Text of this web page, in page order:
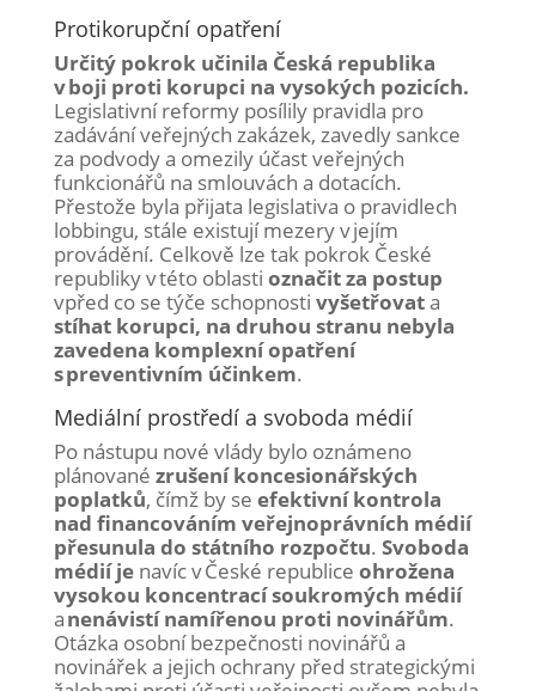
Protikorupční opatření
Určitý pokrok učinila Česká republika
v boji proti korupci na vysokých pozicích.
Legislativní reformy posílily pravidla pro
zadávání veřejných zakázek, zavedly sankce
za podvody a omezily účast veřejných
funkcionářů na smlouvách a dotacích.
Přestože byla přijata legislativa o pravidlech
lobbingu, stále existují mezery v jejím
provádění. Celkově lze tak pokrok České
republiky v této oblasti označit za postup
vpřed co se týče schopnosti vyšetřovata
stíhat korupci, na druhou stranu nebyla
zavedena komplexní opatření
s preventivním účinkem.
Mediální prostředí a svoboda médií
Po nástupu nové vlády bylo oznámeno
plánované zrušení koncesionářských
poplatků, čímž by se efektivní kontrola
nad financováním veřejnoprávních médií
přesunula do státního rozpočtu. Svoboda
médií jenavíc v České republice ohrožena
vysokou koncentrací soukromých médií
anenávistí namířenou proti novinářům.
Otázka osobní bezpečnosti novinářů a
novinářek a jejich ochrany před strategickými